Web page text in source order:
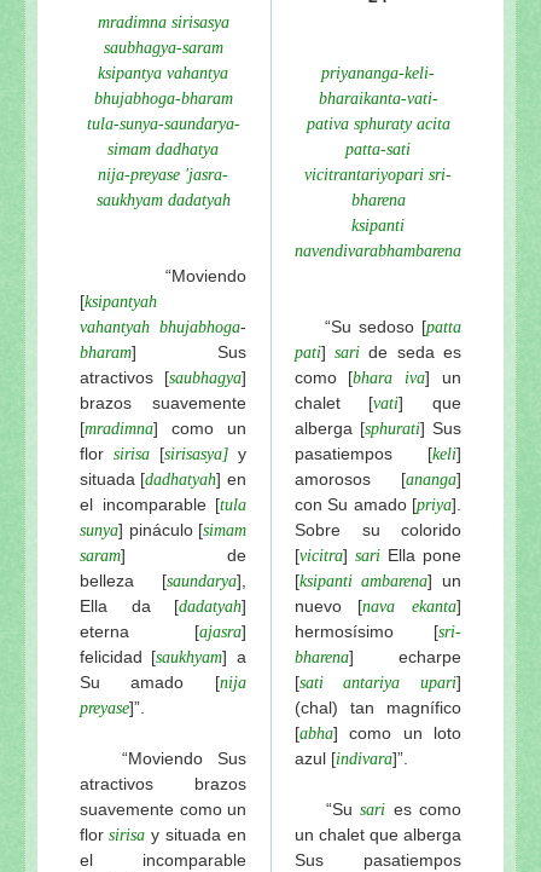
mradimna sirisasya
saubhagya-saram
ksipantya vahantya
bhujabhoga-bharam
tula-sunya-saundarya-
simam dadhatya
nija-preyase 'jasra-
saukhyam dadatyah
“Moviendo
[ksipantyah
vahantyah bhujabhoga-
bharam] Sus
atractivos [saubhagya]
brazos suavemente
[mradimna] como un
flor sirisa [sirisasya] y
situada [dadhatyah] en
el incomparable [tula
sunya] pináculo [simam
saram] de
belleza
[saundarya],
Ella da [dadatyah]
eterna [ajasra]
felicidad [saukhyam] a
Su amado
[nija
preyase]”.
“Moviendo Sus
atractivos brazos
suavemente como un
flor sirisa y situada en
el incomparable
priyananga-keli-
bharaikanta-vati-
pativa sphuraty acita
patta-sati
vicitrantariyopari sri-
bharena
ksipanti
navendivarabhambarena
“Su sedoso [patta
pati] sari de seda es
como [bhara iva] un
chalet [vati] que
alberga [sphurati] Sus
pasatiempos [keli]
amorosos [ananga]
con Su amado [priya].
Sobre su colorido
[vicitra] sari Ella pone
[ksipanti ambarena] un
nuevo [nava ekanta]
hermosísimo [sri-
bharena] echarpe
[sati antariya upari]
(chal) tan magnífico
[abha] como un loto
azul [indivara]”.
“Su sari es como
un chalet que alberga
Sus pasatiempos